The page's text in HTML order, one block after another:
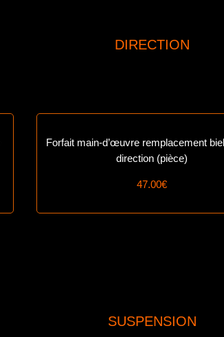
DIRECTION
Forfait main-d’œuvre remplacement
direction (pièce)
47.00€
SUSPENSION